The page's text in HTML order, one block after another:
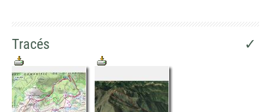
Tracés ✓